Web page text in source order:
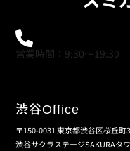
営業時間：9:30～19:30
渋谷Office
〒150-0031 東京都渋谷区桜丘町
渋谷サクラステージSAKURAタ